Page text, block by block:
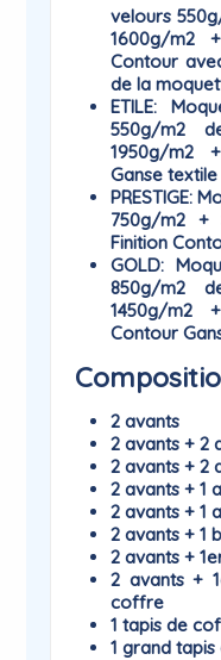
velours
1600g/m2
Contour
de la
ETILE:
550g/m2
1950g/m2
Ganse
PRESTIGE:
750g/m2 +
Finition
GOLD:
850g/m2
1450g/m2
Contour
2 avants
2 avants + 2
2 avants + 2
2 avants + 1
2 avants + 1
2 avants + 1
2 avants +
2 avants +
coffre
1 tapis de
1 grand